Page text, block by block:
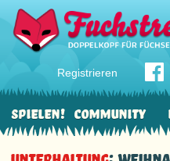
Registrieren
Community
Spielen!